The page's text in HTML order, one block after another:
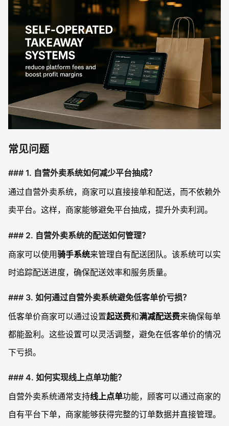
常见问题
### 1. 自营外卖系统如何减少平台抽成？
通过自营外卖系统，商家可以直接接单和配送，而不依赖外
卖平台。这样，商家能够避免平台抽成，提升外卖利润。
### 2. 自营外卖系统的配送如何管理？
商家可以使用骑手系统来管理自有配送团队。该系统可以实
时追踪配送进度，确保配送效率和服务质量。
### 3. 如何通过自营外卖系统避免低客单价亏损？
低客单价商家可以通过设置起送费和满减配送费来确保每单
都能盈利。这些设置可以灵活调整，避免在低客单价的情况
下亏损。
### 4. 如何实现线上点单功能？
自营外卖系统通常支持线上点单功能，顾客可以通过商家的
自有平台下单，商家能够获得完整的订单数据并直接管理。